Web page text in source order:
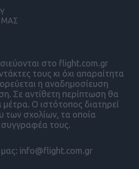
στο flight.com.gr
τους κι όχι απαραίτητα
η αναδημοσίευση
Σε αντίθετη περίπτωση θα
μέτρα. Ο ιστότοπος διατηρεί
των σχολίων, τα οποία
τους.
info@flight.com.gr
ΜΑΣ